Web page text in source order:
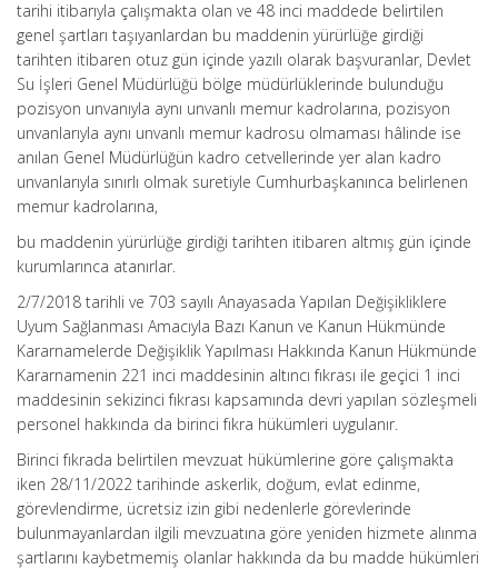
tarihi itibarıyla çalışmakta olan ve 48 inci maddede belirtilen
genel şartları taşıyanlardan bu maddenin yürürlüğe girdiği
tarihten itibaren otuz gün içinde yazılı olarak başvuranlar, Devlet
Su İşleri Genel Müdürlüğü bölge müdürlüklerinde bulunduğu
pozisyon unvanıyla aynı unvanlı memur kadrolarına, pozisyon
unvanlarıyla aynı unvanlı memur kadrosu olmaması hâlinde ise
anılan Genel Müdürlüğün kadro cetvellerinde yer alan kadro
unvanlarıyla sınırlı olmak suretiyle Cumhurbaşkanınca belirlenen
memur kadrolarına,
bu maddenin yürürlüğe girdiği tarihten itibaren altmış gün içinde
kurumlarınca atanırlar.
2/7/2018 tarihli ve 703 sayılı Anayasada Yapılan Değişikliklere
Uyum Sağlanması Amacıyla Bazı Kanun ve Kanun Hükmünde
Kararnamelerde Değişiklik Yapılması Hakkında Kanun Hükmünde
Kararnamenin 221 inci maddesinin altıncı fıkrası ile geçici 1 inci
maddesinin sekizinci fıkrası kapsamında devri yapılan sözleşmeli
personel hakkında da birinci fıkra hükümleri uygulanır.
Birinci fıkrada belirtilen mevzuat hükümlerine göre çalışmakta
iken 28/11/2022 tarihinde askerlik, doğum, evlat edinme,
görevlendirme, ücretsiz izin gibi nedenlerle görevlerinde
bulunmayanlardan ilgili mevzuatına göre yeniden hizmete alınma
şartlarını kaybetmemiş olanlar hakkında da bu madde hükümleri